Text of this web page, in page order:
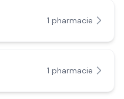
1 pharmacie
1 pharmacie